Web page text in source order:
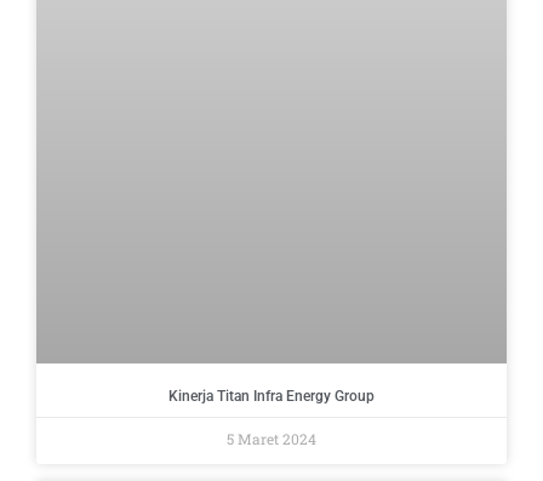
Kinerja Titan Infra Energy Group
5 Maret 2024